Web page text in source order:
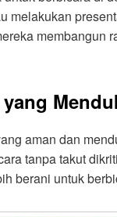
melakukan
membangun
aman dan
tanpa takut
berani untuk